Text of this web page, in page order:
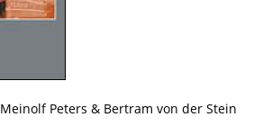
Meinolf Peters & Bertram von der Stein